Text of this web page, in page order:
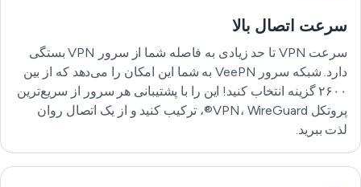
سرعت اتصال بالا
سرعت VPN تا حد زیادی به فاصله شما از سرور VPN بستگی
دارد. شبکه سرور VeePN به شما این امکان را می‌دهد که از بین
۲۶۰۰ گزینه انتخاب کنید! این را با پشتیبانی هر سرور از سریع‌ترین
پروتکل VPN، WireGuard®، ترکیب کنید و از یک اتصال روان
لذت ببرید.